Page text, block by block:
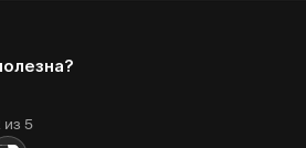
из 5